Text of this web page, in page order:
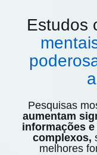
Estudos
Pesquisas
aumentam
informações
complexos,
melhores